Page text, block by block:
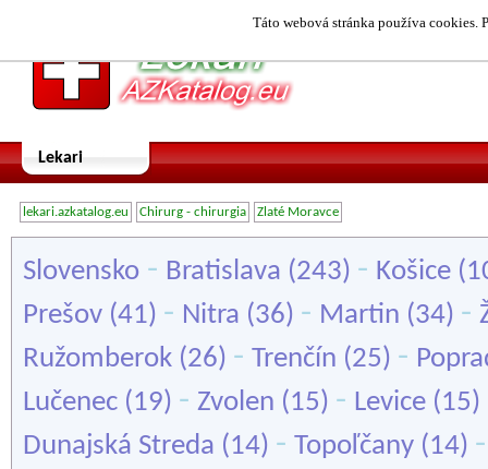
Táto webová stránka používa cookies.
Lekari
lekari.azkatalog.eu Chirurg - chirurgia Zlaté Moravce
Slovensko - Bratislava (243) - Košice
Prešov (41) - Nitra (36) - Martin (34) -
Ružomberok (26) - Trenčín (25) -
Lučenec (19) - Zvolen (15) - Levice (15)
Dunajská Streda (14) - Topoľčany (14)